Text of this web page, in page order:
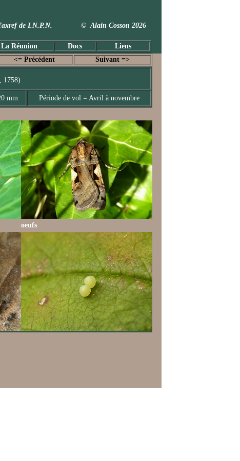
: Taxref de I.N.P.N. © Alain Cosson 2026
La Réunion Docs Liens
<= Précédent Suivant =>
1758)
mm
Période de vol = Avril à novembre
oeufs